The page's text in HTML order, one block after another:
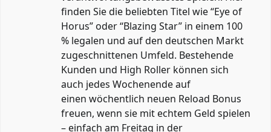
finden Sie die beliebten Titel wie “Eye of
Horus” oder “Blazing Star” in einem 100
% legalen und auf den deutschen Markt
zugeschnittenen Umfeld. Bestehende
Kunden und High Roller können sich
auch jedes Wochenende auf
einen wöchentlich neuen Reload Bonus
freuen, wenn sie mit echtem Geld spielen
– einfach am Freitag in der